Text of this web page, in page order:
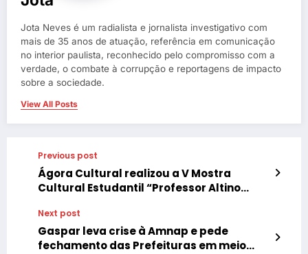
Jota Neves é um radialista e jornalista investigativo com
mais de 35 anos de atuação, referência em comunicação
no interior paulista, reconhecido pelo compromisso com a
verdade, o combate à corrupção e reportagens de impacto
sobre a sociedade.
View All Posts
Previous post
Ágora Cultural realizou a V Mostra
Cultural Estudantil “Professor Altino
Next post
Gaspar leva crise à Amnap e pede
fechamento das Prefeituras em meio